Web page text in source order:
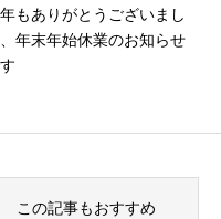
もありがとうございまし
年末年始休業のお知らせ
この記事もおすすめ